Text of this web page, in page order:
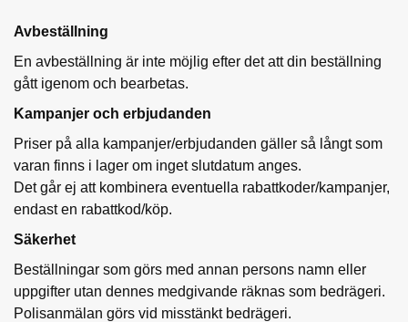
Avbeställning
En avbeställning är inte möjlig efter det att din beställning
gått igenom och bearbetas.
Kampanjer och erbjudanden
Priser på alla kampanjer/erbjudanden gäller så långt som
varan finns i lager om inget slutdatum anges.
Det går ej att kombinera eventuella rabattkoder/kampanjer,
endast en rabattkod/köp.
Säkerhet
Beställningar som görs med annan persons namn eller
uppgifter utan dennes medgivande räknas som bedrägeri.
Polisanmälan görs vid misstänkt bedrägeri.